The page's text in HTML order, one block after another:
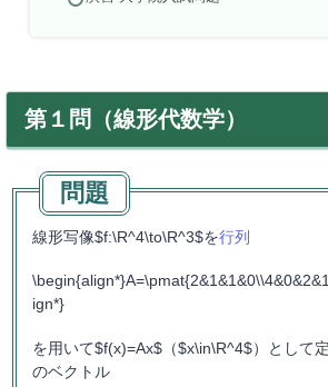
第１問（線形代数学）
線形写像$f:\R^4\to\R^3$を行列
ign*}
を用いて$f(x)=Ax$（$x\in\R^4$）として
のベクトル